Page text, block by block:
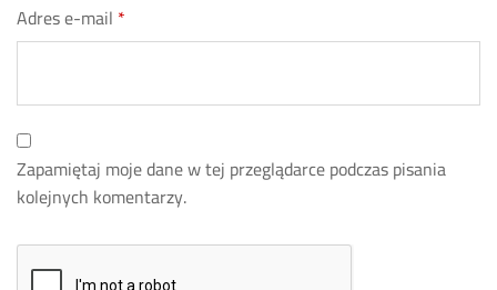
Adres e-mail *
Zapamiętaj moje dane w tej przeglądarce podczas pisania
kolejnych komentarzy.